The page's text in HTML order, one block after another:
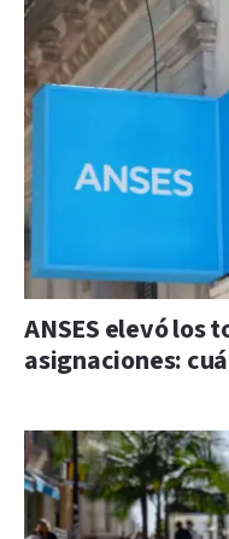
ANSES elevó los
asignaciones: